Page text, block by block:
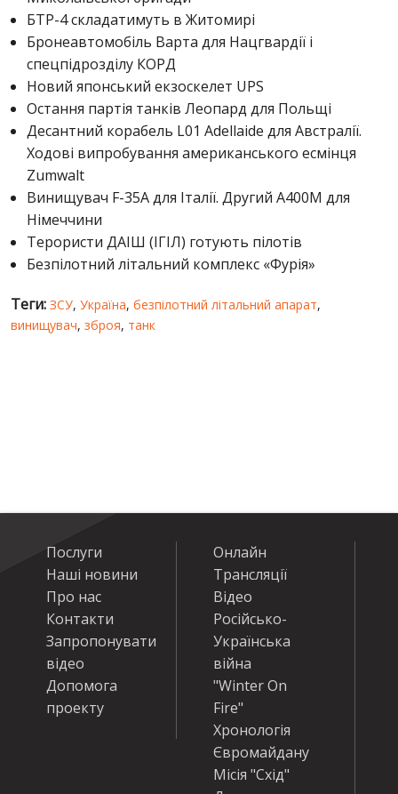
БТР-4 складатимуть в Житомирі
Бронеавтомобіль Варта для Нацгвардії і
спецпідрозділу КОРД
Новий японський екзоскелет UPS
Остання партія танків Леопард для Польщі
Десантний корабель L01 Adellaide для Австралії.
Ходові випробування американського есмінця
Zumwalt
Винищувач F-35A для Італії. Другий А400М для
Німеччини
Терористи ДАІШ (ІГІЛ) готують пілотів
Безпілотний літальний комплекс «Фурія»
Теги: ЗСУ, Україна, безпілотний літальний апарат,
винищувач, зброя, танк
Послуги
Наші новини
Про нас
Контакти
Запропонувати
відео
Допомога
проекту
Онлайн
Трансляції
Відео
Російсько-
Українська
війна
"Winter On
Fire"
Хронологія
Євромайдану
Місія "Схід"